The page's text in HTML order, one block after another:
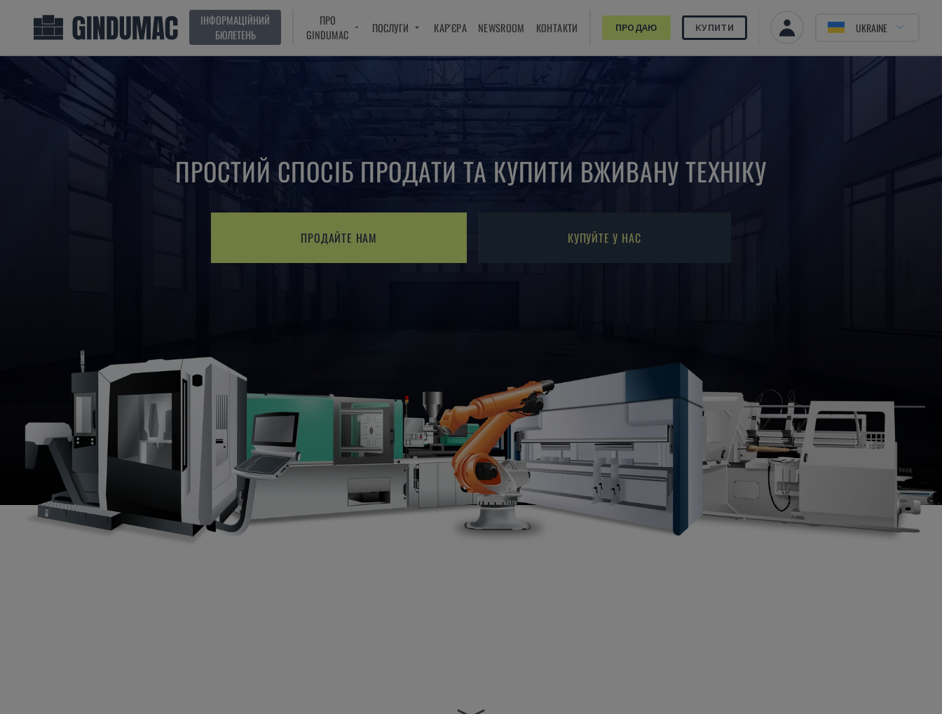
ІНФОРМАЦІЙНИЙ
БЮЛЕТЕНЬ
ПРО
GINDUMAC
ПОСЛУГИ КАР'ЄРА NEWSROOM КОНТАКТИ ПРОДАЮ КУПИТИ UKRAINE
ПРОСТИЙ СПОСІБ ПРОДАТИ ТА КУПИТИ ВЖИВАНУ ТЕХНІКУ
ПРОДАЙТЕ НАМ КУПУЙТЕ У НАС